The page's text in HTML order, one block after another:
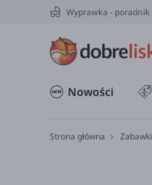
Wyprawka - poradnik
Nowości
Strona główna Zabawki